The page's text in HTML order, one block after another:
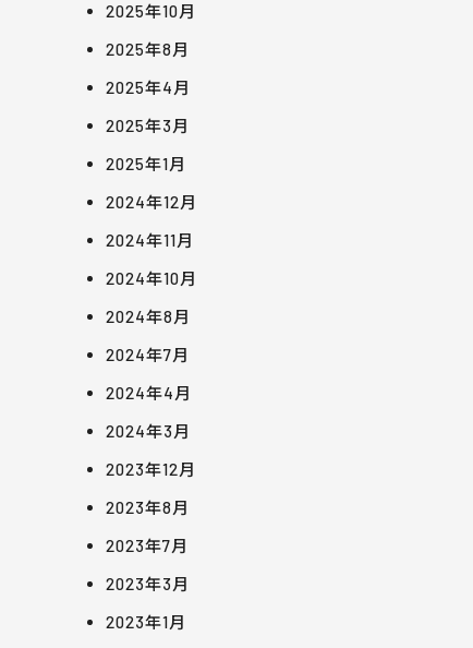
2025年10月
2025年8月
2025年4月
2025年3月
2025年1月
2024年12月
2024年11月
2024年10月
2024年8月
2024年7月
2024年4月
2024年3月
2023年12月
2023年8月
2023年7月
2023年3月
2023年1月